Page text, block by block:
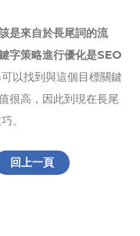
是來自於長尾詞的流
字策略進行優化是SEO
以找到與這個目標關鍵
很高，因此到現在長尾
。
回上一頁